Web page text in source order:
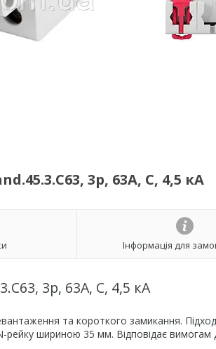
3р, 63А, C, 4,5 кА
Інформація для
3р, 63А, C, 4,5 кА
та короткого замикання.
рейку шириною 35 мм. Відповідає